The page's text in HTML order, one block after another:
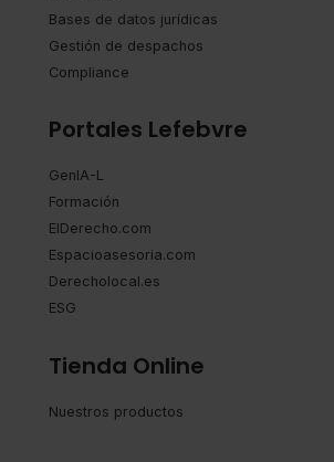
Bases de datos jurídicas
Gestión de despachos
Compliance
Portales Lefebvre
GenIA-L
Formación
ElDerecho.com
Espacioasesoria.com
Derecholocal.es
ESG
Tienda Online
Nuestros productos